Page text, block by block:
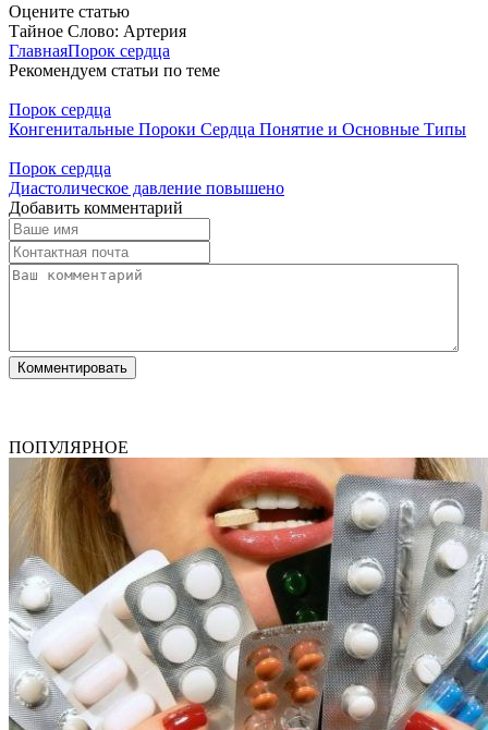
Оцените статью
Тайное Слово: Артерия
ГлавнаяПорок сердца
Рекомендуем статьи по теме
Порок сердца
Конгенитальные Пороки Сердца Понятие и Основные Типы
Порок сердца
Диастолическое давление повышено
Добавить комментарий
ПОПУЛЯРНОЕ